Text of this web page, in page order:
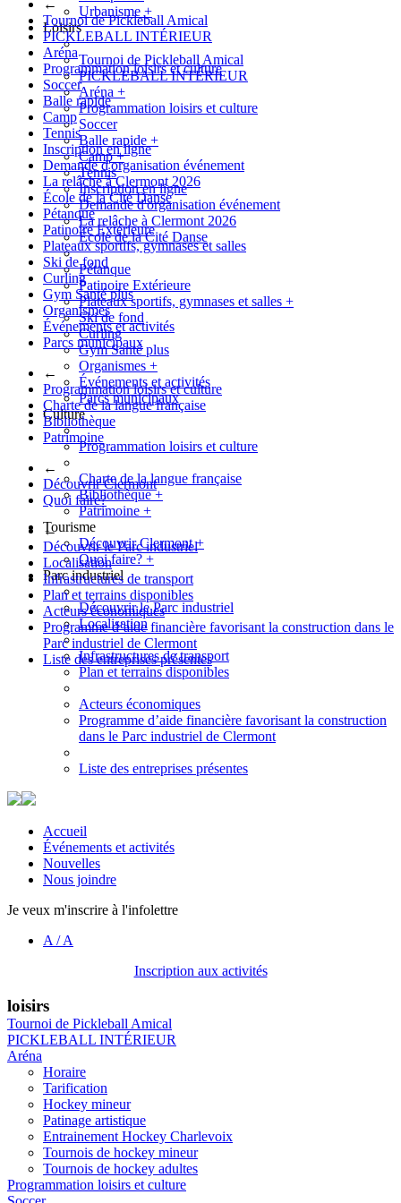
←
Tournoi de Pickleball Amical
PICKLEBALL INTÉRIEUR
Aréna
Programmation loisirs et culture
Soccer
Balle rapide
Camp
Tennis
Inscription en ligne
Demande d'organisation événement
La relâche à Clermont 2026
École de la Cité Danse
Pétanque
Patinoire Extérieure
Plateaux sportifs, gymnases et salles
Ski de fond
Curling
Gym Santé plus
Organismes
Événements et activités
Parcs municipaux
←
Programmation loisirs et culture
Charte de la langue française
Bibliothèque
Patrimoine
←
Découvrir Clermont
Quoi faire?
←
Découvrir le Parc industriel
Localisation
Infrastructures de transport
Plan et terrains disponibles
Acteurs économiques
Programme d’aide financière favorisant la construction dans le
Parc industriel de Clermont
Liste des entreprises présentes
Urbanisme +
Loisirs
Tournoi de Pickleball Amical
PICKLEBALL INTÉRIEUR
Aréna +
Programmation loisirs et culture
Soccer
Balle rapide +
Camp+
Tennis
Inscription en ligne
Demande d'organisation événement
La relâche à Clermont 2026
École de la Cité Danse
Pétanque
Patinoire Extérieure
Plateaux sportifs, gymnases et salles +
Ski de fond
Curling
Gym Santé plus
Organismes +
Événements et activités
Parcs municipaux
Culture
Programmation loisirs et culture
Charte de la langue française
Bibliothèque+
Patrimoine +
Tourisme
Découvrir Clermont+
Quoi faire? +
Parc industriel
Découvrir le Parc industriel
Localisation
Infrastructures de transport
Plan et terrains disponibles
Acteurs économiques
Programme d’aide financière favorisant la construction
dans le Parc industriel de Clermont
Liste des entreprises présentes
Accueil
Événements et activités
Nouvelles
Nous joindre
Je veux m'inscrire à l'infolettre
A /A
Inscription aux activités
loisirs
Tournoi de Pickleball Amical
PICKLEBALL INTÉRIEUR
Aréna
Horaire
Tarification
Hockey mineur
Patinage artistique
Entrainement Hockey Charlevoix
Tournois de hockey mineur
Tournois de hockey adultes
Programmation loisirs et culture